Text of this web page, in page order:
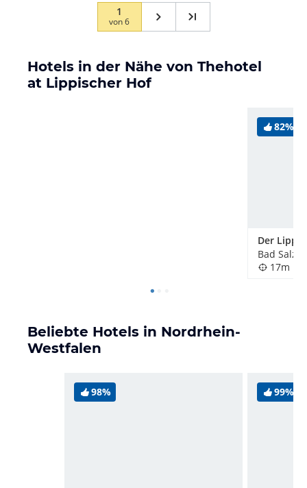
buchen... die dann erlebte Massage war nicht zu
professionell und…
1
von6
Hotels in der Nähe von Thehotel
at Lippischer Hof
82%
Der
Bad
17m
Beliebte Hotels in Nordrhein-
Westfalen
98% 99%